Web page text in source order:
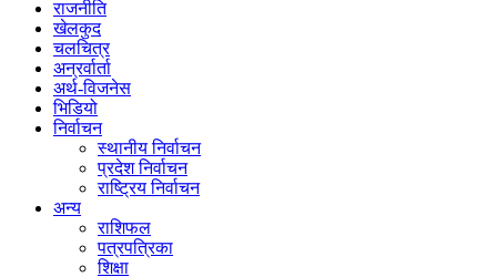
राजनीति
खेलकुद
चलचित्र
अन्रर्वार्ता
अर्थ-विजनेस
भिडियो
निर्वाचन
स्थानीय निर्वाचन
प्रदेश निर्वाचन
राष्ट्रिय निर्वाचन
अन्य
राशिफल
पत्रपत्रिका
शिक्षा